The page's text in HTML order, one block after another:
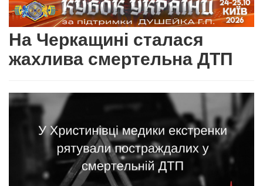
На Черкащині сталася
жахлива смертельна ДТП